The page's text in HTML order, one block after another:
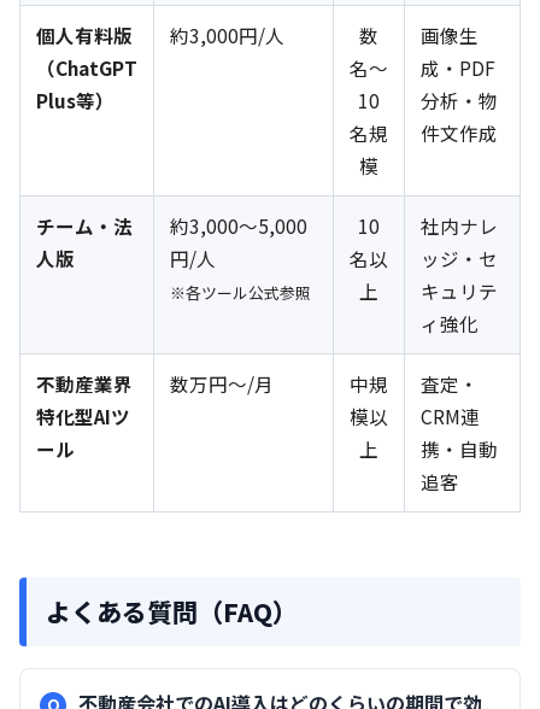
個人有料版
（ChatGPT
Plus等）
約3,000円/人
数
名〜
10
名規
模
画像生
成・PDF
分析・物
件文作成
チーム・法
人版
約3,000〜5,000
円/人
※各ツール公式参照
10
名以
上
社内ナレ
ッジ・セ
キュリテ
ィ強化
不動産業界
特化型AIツ
ール
数万円〜/月
中規
模以
上
査定・
CRM連
携・自動
追客
よくある質問（FAQ）
不動産会社でのAI導入はどのくらいの期間で効